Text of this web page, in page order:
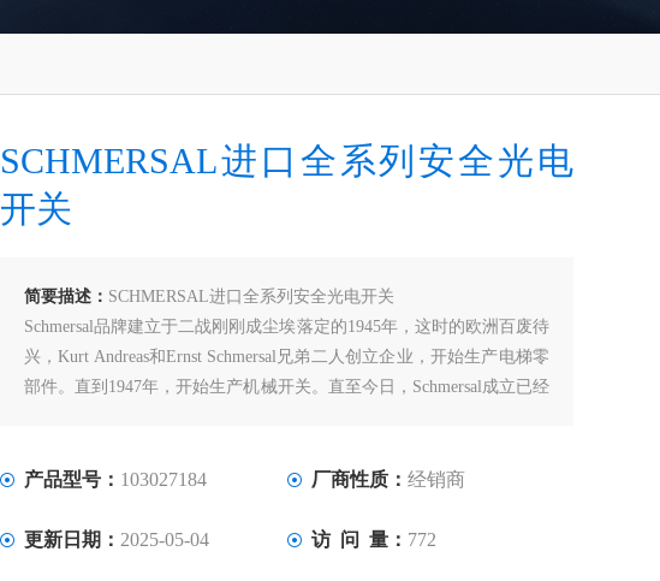
SCHMERSAL进口全系列安全光电
开关
简要描述： SCHMERSAL进口全系列安全光电开关
Schmersal品牌建立于二战刚刚成尘埃落定的1945年，这时的欧洲百废待
兴，Kurt Andreas和Ernst Schmersal兄弟二人创立企业，开始生产电梯零
部件。直到1947年，开始生产机械开关。直至今日，Schmersal成立已经
产品型号： 103027184 厂商性质： 经销商
更新日期： 2025-05-04 访 问 量： 772